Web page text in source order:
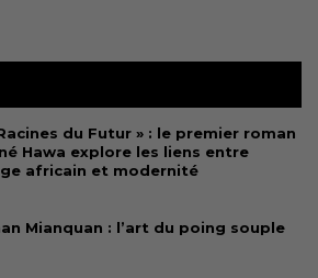
du Futur » : le premier roman
Hawa explore les liens entre
africain et modernité
Mianquan : l’art du poing souple